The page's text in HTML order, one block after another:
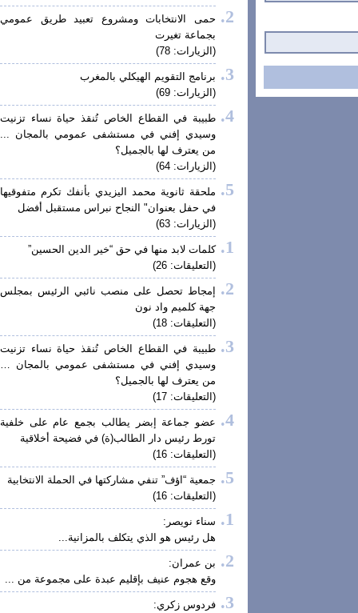
حمى الانتخابات ومشروع تعبيد طريق عمومي
بجماعة تغيرت
(الزيارات: 78)
برنامج التقويم الهيكلي بالمغرب
(الزيارات: 69)
طبيبة في القطاع الخاص تُنقذ حياة نساء تزنيت
وسيدي إفني في مستشفى عمومي بالمجان ...
من يعترف لها بالجميل؟
(الزيارات: 64)
ملحقة ثانوية محمد اليزيدي بأنفك تكرم متفوقيها
في حفل بعنوان" النجاح نبراس مستقبل أفضل
(الزيارات: 63)
كلمات لابد منها في حق “خير الدين الحسين”
(التعليقات: 26)
إمجاط تحصل على منصب نائبي الرئيس بمجلس
جهة كلميم واد نون
(التعليقات: 18)
طبيبة في القطاع الخاص تُنقذ حياة نساء تزنيت
وسيدي إفني في مستشفى عمومي بالمجان …
من يعترف لها بالجميل؟
(التعليقات: 17)
عضو جماعة إبضر يطالب بجمع عام على خلفية
تورط رئيس دار الطالب(ة) في فضيحة أخلاقية
(التعليقات: 16)
جمعية “اؤف” تنفي مشاركتها في الحملة الانتخابية
(التعليقات: 16)
سناء نويصر:
هل رئيس هو الذي يتكلف بالمزانية...
بن عمران:
وقع هجوم عنيف بإقليم عبدة على مجموعة من ...
فردوس زكري: